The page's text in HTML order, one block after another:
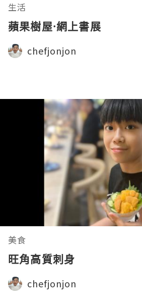
生活
蘋果樹屋·網上書展
chefjonjon
美食
旺角高質刺身
chefjonjon